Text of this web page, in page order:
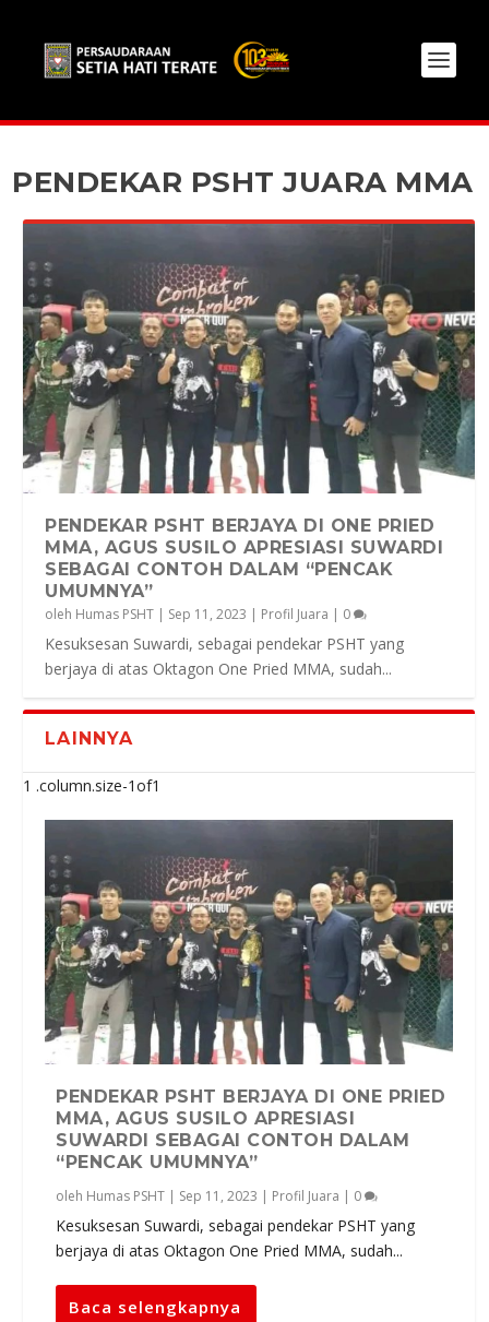
PENDEKAR PSHT JUARA MMA
PENDEKAR PSHT BERJAYA DI ONE PRIED
MMA, AGUS SUSILO APRESIASI SUWARDI
SEBAGAI CONTOH DALAM “PENCAK
UMUMNYA”
oleh Humas PSHT | Sep 11, 2023 | Profil Juara | 0
Kesuksesan Suwardi, sebagai pendekar PSHT yang
berjaya di atas Oktagon One Pried MMA, sudah...
LAINNYA
PENDEKAR PSHT BERJAYA DI ONE PRIED
MMA, AGUS SUSILO APRESIASI
SUWARDI SEBAGAI CONTOH DALAM
“PENCAK UMUMNYA”
oleh Humas PSHT | Sep 11, 2023 | Profil Juara | 0
Kesuksesan Suwardi, sebagai pendekar PSHT yang
berjaya di atas Oktagon One Pried MMA, sudah...
Baca selengkapnya